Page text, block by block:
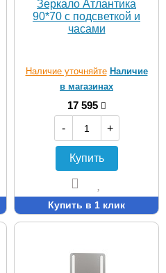
Зеркало Атлантика
90*70 с подсветкой и
часами
Наличие уточняйте Наличие
в магазинах
17 595
-
+
Купить
Купить в 1 клик